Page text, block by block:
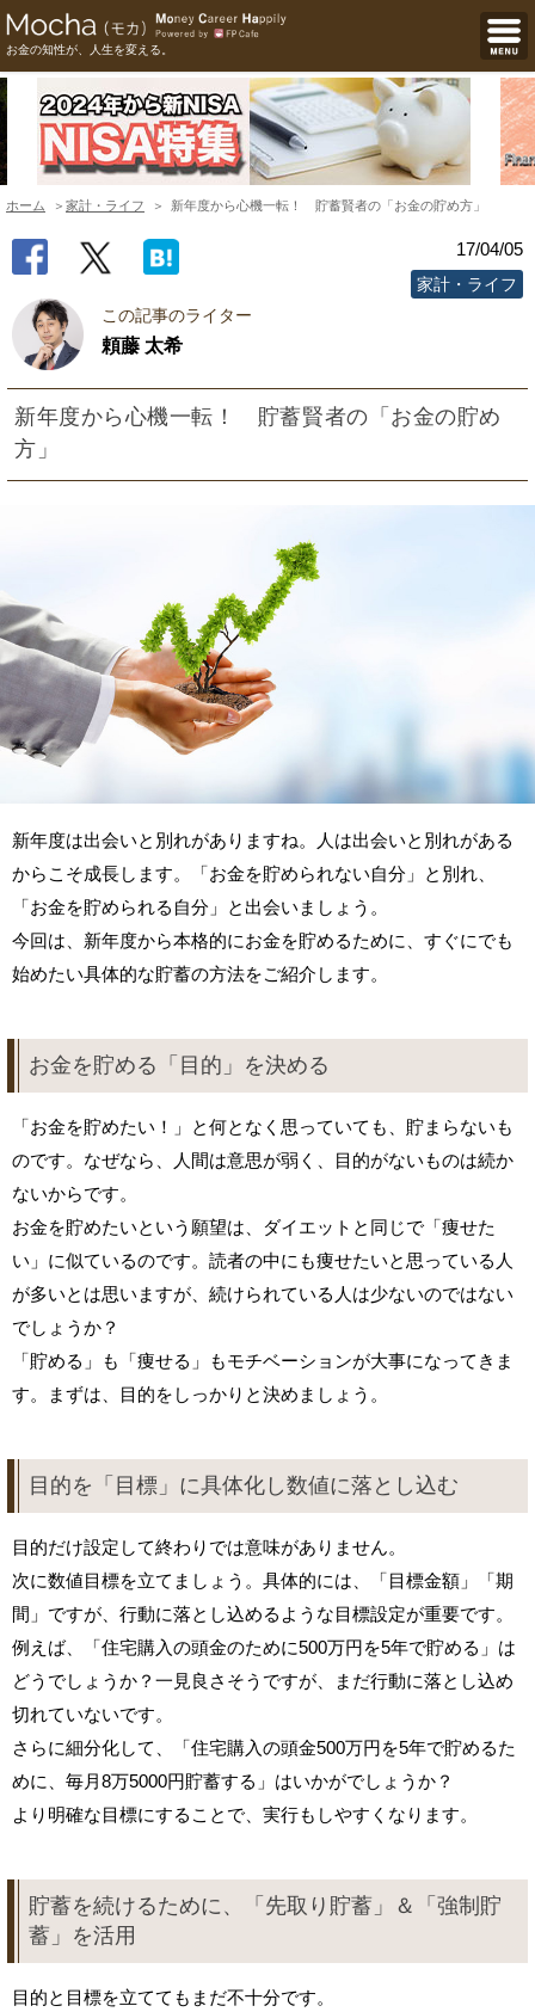
お金の知性が、人生を変える。
ホーム 家計・ライフ 新年度から心機一転！ 貯蓄賢者の「お金の貯め方」
17/04/05
家計・ライフ
この記事のライター
頼藤 太希
新年度から心機一転！ 貯蓄賢者の「お金の貯め
方」
新年度は出会いと別れがありますね。人は出会いと別れがある
からこそ成長します。「お金を貯められない自分」と別れ、
「お金を貯められる自分」と出会いましょう。
今回は、新年度から本格的にお金を貯めるために、すぐにでも
始めたい具体的な貯蓄の方法をご紹介します。
お金を貯める「目的」を決める
「お金を貯めたい！」と何となく思っていても、貯まらないも
のです。なぜなら、人間は意思が弱く、目的がないものは続か
ないからです。
お金を貯めたいという願望は、ダイエットと同じで「痩せた
い」に似ているのです。読者の中にも痩せたいと思っている人
が多いとは思いますが、続けられている人は少ないのではない
でしょうか？
「貯める」も「痩せる」もモチベーションが大事になってきま
す。まずは、目的をしっかりと決めましょう。
目的を「目標」に具体化し数値に落とし込む
目的だけ設定して終わりでは意味がありません。
次に数値目標を立てましょう。具体的には、「目標金額」「期
間」ですが、行動に落とし込めるような目標設定が重要です。
例えば、「住宅購入の頭金のために500万円を5年で貯める」は
どうでしょうか？一見良さそうですが、まだ行動に落とし込め
切れていないです。
さらに細分化して、「住宅購入の頭金500万円を5年で貯めるた
めに、毎月8万5000円貯蓄する」はいかがでしょうか？
より明確な目標にすることで、実行もしやすくなります。
貯蓄を続けるために、「先取り貯蓄」＆「強制貯
蓄」を活用
目的と目標を立ててもまだ不十分です。